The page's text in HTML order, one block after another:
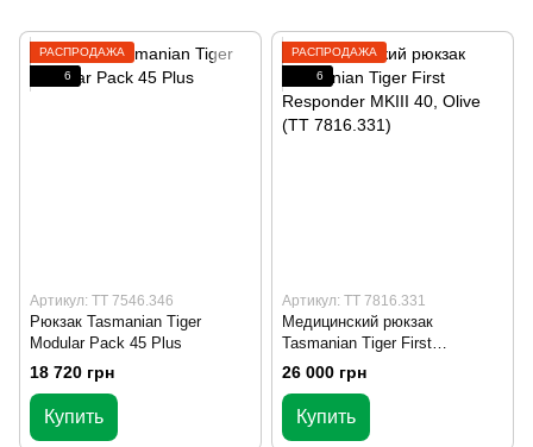
РАСПРОДАЖА
6
Артикул: TT 7546.346
Рюкзак Tasmanian Tiger
Modular Pack 45 Plus
18 720 грн
Купить
РАСПРОДАЖА
6
Артикул: TT 7816.331
Медицинский рюкзак
Tasmanian Tiger First
Responder MKIII 40, Olive (TT
7816.331)
26 000 грн
Купить